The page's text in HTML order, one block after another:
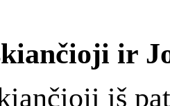
ir
iš